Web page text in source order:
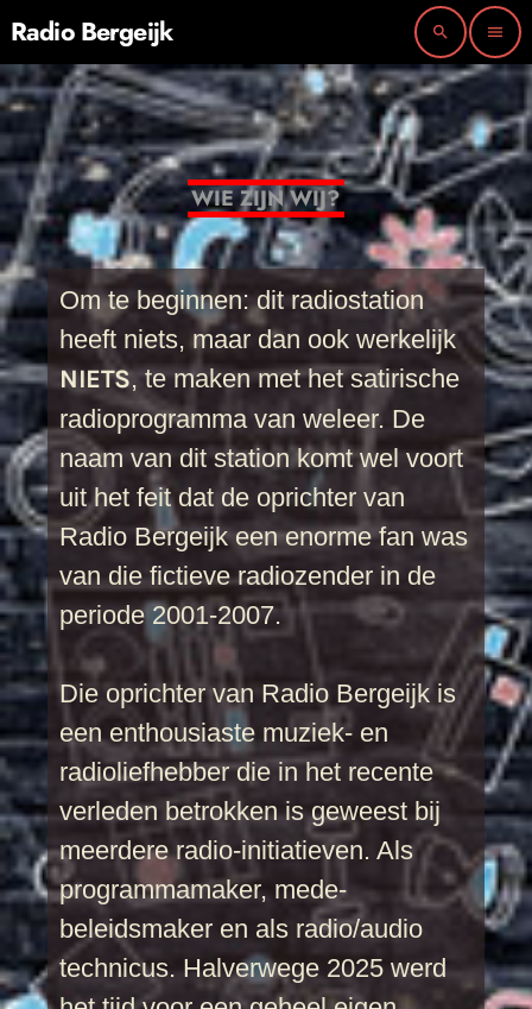
Radio Bergeijk search menu
WIE ZIJN WIJ?
Om te beginnen: dit radiostation
heeft niets, maar dan ook werkelijk
NIETS, te maken met het satirische
radioprogramma van weleer. De
naam van dit station komt wel voort
uit het feit dat de oprichter van
Radio Bergeijk een enorme fan was
van die fictieve radiozender in de
periode 2001-2007.
Die oprichter van Radio Bergeijk is
een enthousiaste muziek- en
radioliefhebber die in het recente
verleden betrokken is geweest bij
meerdere radio-initiatieven. Als
programmamaker, mede-
beleidsmaker en als radio/audio
technicus. Halverwege 2025 werd